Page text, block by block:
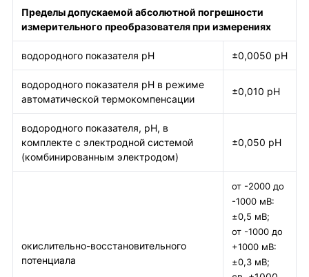
Пределы допускаемой абсолютной погрешности
измерительного преобразователя при измерениях
водородного показателя рН ±0,0050 рН
водородного показателя рН в режиме
автоматической термокомпенсации
±0,010 рН
водородного показателя, рН, в
комплекте с электродной системой
(комбинированным электродом)
±0,050 рН
окислительно-восстановительного
потенциала
от -2000 до
-1000 мВ:
±0,5 мВ;
от -1000 до
+1000 мВ:
±0,3 мВ;